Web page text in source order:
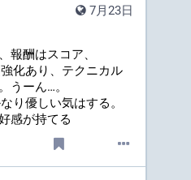
7月23日
報酬はスコア、
化あり、テクニカル
うーん…。
り優しい気はする。
感が持てる